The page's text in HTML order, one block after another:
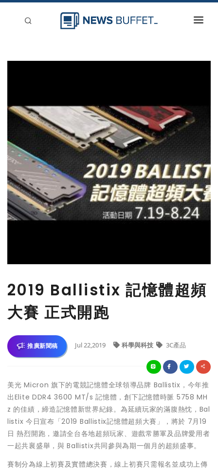
刊登
2019 Ballistix 記憶體超頻
大賽 正式開跑
推廣新聞稿 Jul 22,2019 科學與科技 3C產品
美光 Micron 旗下的電競記憶體全球領導品牌 Ballistix，今年推
出Elite DDR4 3600 MT/s 記憶體，創下記憶體時脈 5758 MH
z 的佳績，締造記憶體新世界紀錄。為延續玩家的滿腹熱忱，Bal
listix 今日宣布「2019 Ballistix記憶體超頻大賽」，將於 7月19
日 熱烈開跑，邀請全台各地超頻玩家、遊戲常勝軍及品牌愛用者
一起共襄盛舉，與 Ballistix共同參與為期一個月的超頻盛事。
賽制分為線上初賽及實體總決賽，線上初賽只需報名並成功上傳